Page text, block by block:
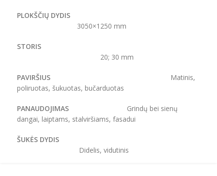
PLOKŠČIŲ DYDIS
3050×1250 mm
STORIS
20; 30 mm
PAVIRŠIUS Matinis,
poliruotas, šukuotas, bučarduotas
PANAUDOJIMAS
Grindų bei sienų
dangai, laiptams, stalviršiams, fasadui
ŠUKĖS DYDIS
Didelis, vidutinis